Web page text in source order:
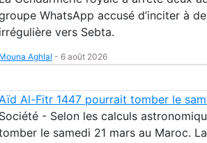
WhatsApp accusé d’inciter à
irrégulière vers Sebta.
Mouna Aghlal - 6 août 2026
Aïd Al-Fitr 1447 pourrait tomber le
Société - Selon les calculs
le samedi 21 mars au Maroc.